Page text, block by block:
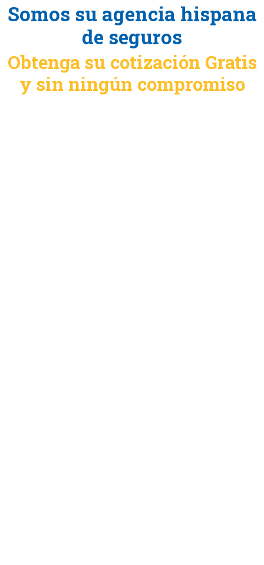
Somos su agencia hispana
de seguros
Obtenga su cotización Gratis
y sin ningún compromiso